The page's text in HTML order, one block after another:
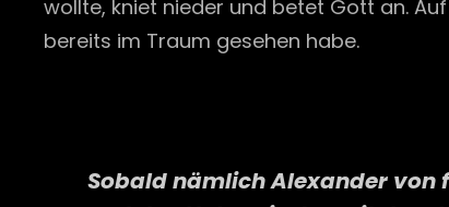
wollte, kniet nieder und betet Gott an.
bereits im Traum gesehen habe.
Sobald nämlich Alexander von